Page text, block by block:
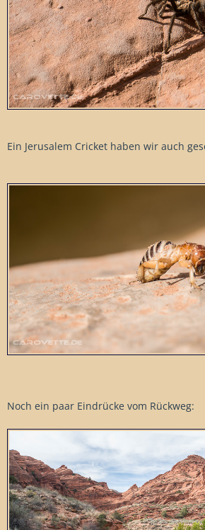
Ein Jerusalem Cricket haben wir auch
Noch ein paar Eindrücke vom Rückweg: